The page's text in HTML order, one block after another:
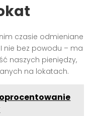
czasie odmieniane
nie bez powodu – ma
naszych pieniędzy,
na lokatach.